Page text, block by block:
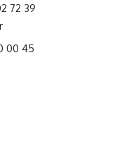
72 39
00 45